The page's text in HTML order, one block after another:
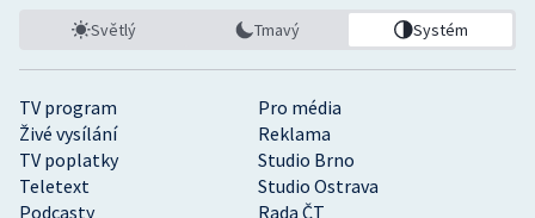
TV program
Pro média
Živé vysílání
Reklama
TV poplatky
Studio Brno
Teletext
Studio Ostrava
Podcasty
Rada ČT
Světlý Tmavý Systém